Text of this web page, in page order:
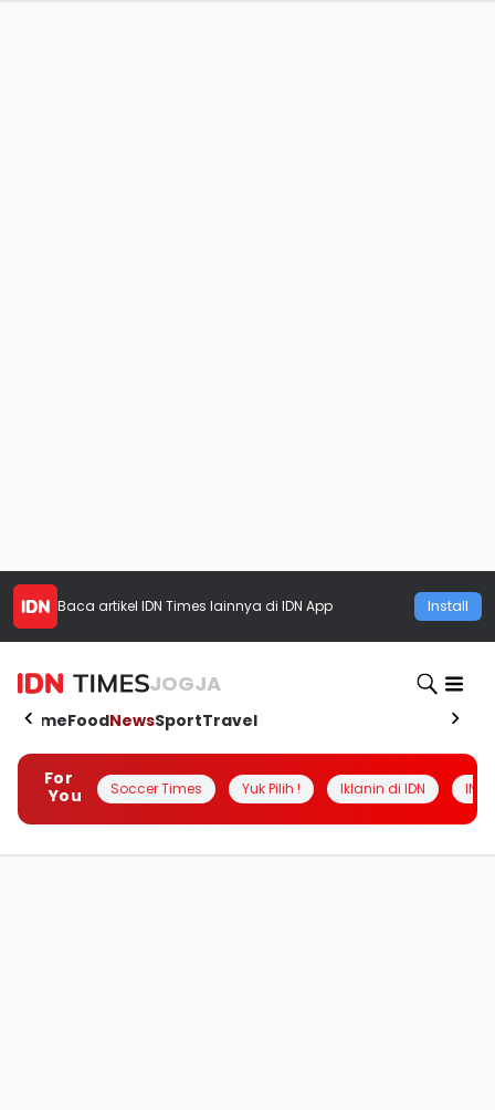
Baca artikel IDN Times lainnya di IDN App Install
JOGJA
HomeFoodNewsSportTravel
For
You
Soccer Times Yuk Pilih ! Iklanin di IDN